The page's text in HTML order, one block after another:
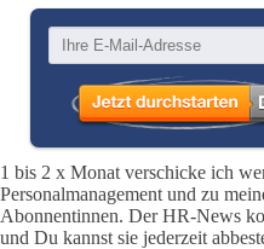
1 bis 2 x Monat verschicke ich
Personalmanagement und zu
Abonnentinnen. Der HR-News
und Du kannst sie jederzeit